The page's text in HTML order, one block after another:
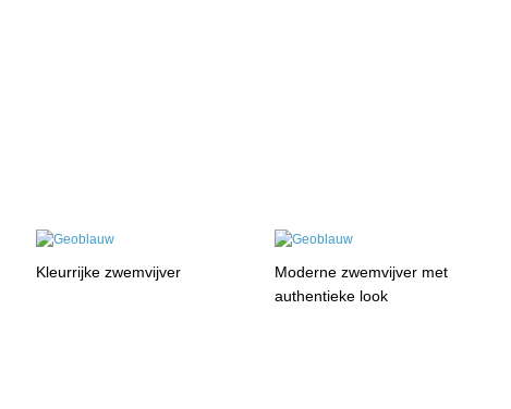
Kleurrijke zwemvijver
Moderne zwemvijver met
authentieke look